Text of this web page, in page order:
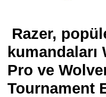
Razer,
kumandaları
Pro ve
Tournament